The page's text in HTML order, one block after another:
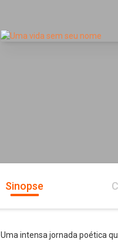
Sinopse
Uma intensa jornada poética